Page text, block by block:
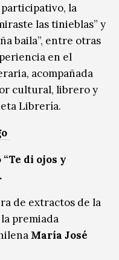
la
las tinieblas” y
baila”, entre otras
en el
acompañada
cultural, librero y
Librería.
di ojos y
de extractos de la
premiada
María José